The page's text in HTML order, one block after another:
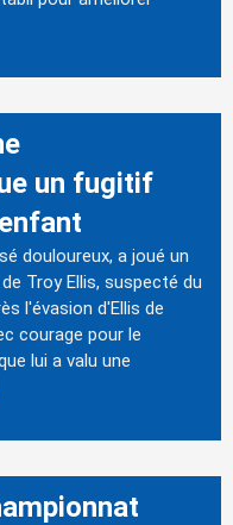
un fugitif
douloureux, a joué un
Troy Ellis, suspecté du
l'évasion d'Ellis de
courage pour le
lui a valu une